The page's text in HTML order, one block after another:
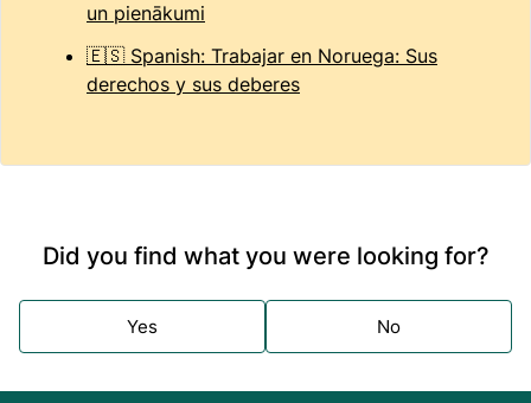
un pienākumi
🇪🇸 Spanish: Trabajar en Noruega: Sus
derechos y sus deberes
Did you find what you were looking for?
Yes No